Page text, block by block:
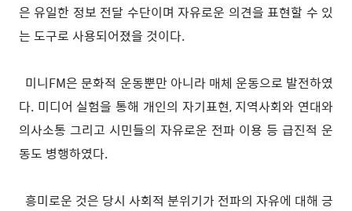
은 유일한 정보 전달 수단이며 자유로운 의견을 표현할 수 있
는 도구로 사용되어졌을 것이다.
미니FM은 문화적 운동뿐만 아니라 매체 운동으로 발전하였
다. 미디어 실험을 통해 개인의 자기표현, 지역사회와 연대와
의사소통 그리고 시민들의 자유로운 전파 이용 등 급진적 운
동도 병행하였다.
흥미로운 것은 당시 사회적 분위기가 전파의 자유에 대해 긍